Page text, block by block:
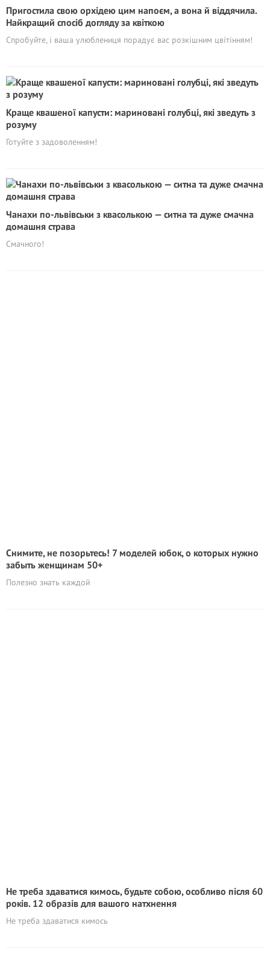
Пригостила свою орхідею цим напоєм, а вона й віддячила.
Найкращий спосіб догляду за квіткою
Спробуйте, і ваша улюблениця порадує вас розкішним цвітінням!
Краще квашеної капусти: мариновані голубці, які зведуть з
розуму
Готуйте з задоволенням!
Чанахи по-львівськи з квасолькою — ситна та дуже смачна
домашня страва
Смачного!
Снимите, не позорьтесь! 7 моделей юбок, о которых нужно
забыть женщинам 50+
Полезно знать каждой
Не треба здаватися кимось, будьте собою, особливо після 60
років. 12 образів для вашого натхнення
Не треба здаватися кимось